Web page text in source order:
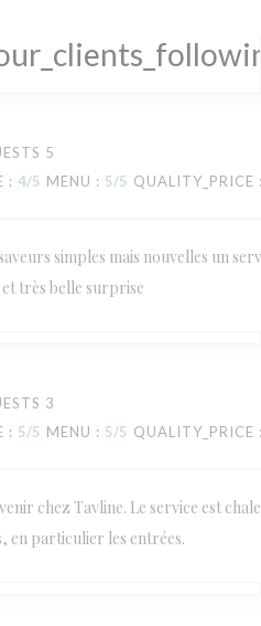
5
: 4/5 MENU : 5/5 QUALITY_PRICE
simples mais nouvelles un
très belle surprise
3
: 5/5 MENU : 5/5 QUALITY_PRICE
chez Tavline. Le service est
en particulier les entrées.